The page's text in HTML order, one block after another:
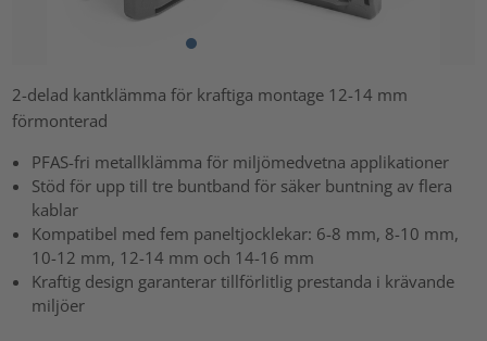
2-delad kantklämma för kraftiga montage 12-14 mm
förmonterad
PFAS-fri metallklämma för miljömedvetna applikationer
Stöd för upp till tre buntband för säker buntning av flera
kablar
Kompatibel med fem paneltjocklekar: 6-8 mm, 8-10 mm,
10-12 mm, 12-14 mm och 14-16 mm
Kraftig design garanterar tillförlitlig prestanda i krävande
miljöer